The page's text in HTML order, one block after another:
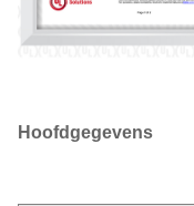
Hoofdgegevens